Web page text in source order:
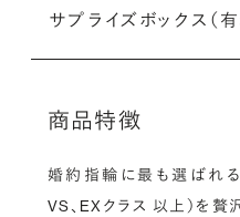
サプライズボックス（有
商品特徴
婚約指輪に最も選ばれる
VS、EXクラス 以上）を贅